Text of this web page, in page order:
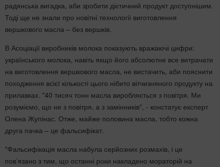
радянська вигадка, аби зробити дієтичний продукт доступнішим.
Тоді ще не знали про новітні технології виготовлення
вершкового масла – без вершків.
В Асоціації виробників молока показують вражаючі цифри:
українського молока, навіть якщо його абсолютне все витрачати
на виготовлення вершкового масла, не вистачить, аби пояснити
походження всієї кількості цього нібито вітчизняного продукту на
прилавках. "40 тисяч тонн масла виробляється з повітря. Ми
розуміємо, що не з повітря, а з замінників", - констатує експерт
Олена Жупінас. Отже, майже половина масла, тобто кожна
друга пачка – це фальсифікат.
"Фальсифікація масла набула серйозних розмахів, і це
пов’язано з тим, що останні роки накладено мораторій на